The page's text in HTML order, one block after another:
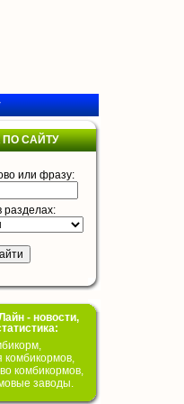
САЙТУ
или фразу:
разделах:
- новости,
комбикормов,
комбикормов,
заводы.